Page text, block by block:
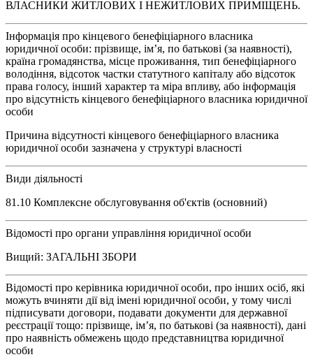
ВЛАСНИКИ ЖИТЛОВИХ І НЕЖИТЛОВИХ ПРИМІЩЕНЬ.
Інформація про кінцевого бенефіціарного власника
юридичної особи: прізвище, ім’я, по батькові (за наявності),
країна громадянства, місце проживання, тип бенефіціарного
володіння, відсоток частки статутного капіталу або відсоток
права голосу, інший характер та міра впливу, або інформація
про відсутність кінцевого бенефіціарного власника юридичної
особи
Причина відсутності кінцевого бенефіціарного власника
юридичної особи зазначена у структурі власності
Види діяльності
81.10 Комплексне обслуговування об'єктів (основний)
Відомості про органи управління юридичної особи
Вищий: ЗАГАЛЬНІ ЗБОРИ
Відомості про керівника юридичної особи, про інших осіб, які
можуть вчиняти дії від імені юридичної особи, у тому числі
підписувати договори, подавати документи для державної
реєстрації тощо: прізвище, ім’я, по батькові (за наявності), дані
про наявність обмежень щодо представництва юридичної
особи